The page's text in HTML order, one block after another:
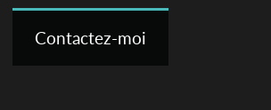
Contactez-moi